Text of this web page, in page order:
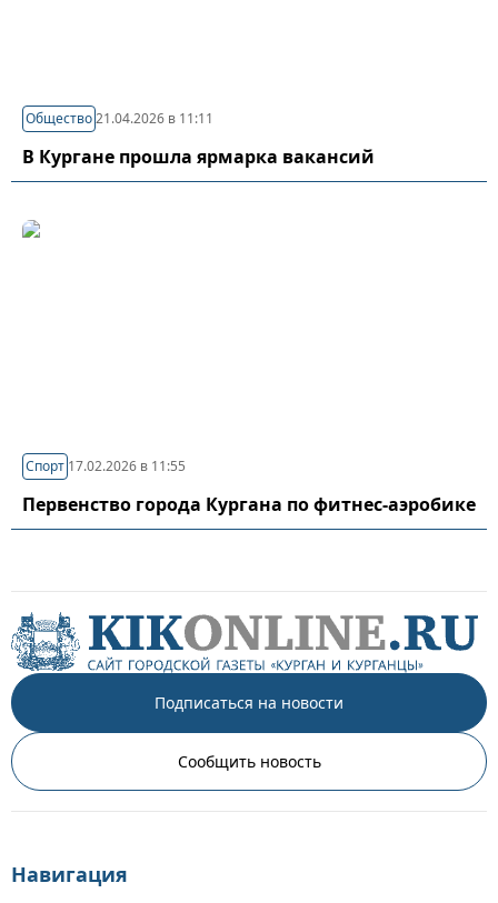
Общество21.04.2026 в 11:11
В Кургане прошла ярмарка вакансий
Спорт 17.02.2026 в 11:55
Первенство города Кургана по фитнес-аэробике
Подписаться на новости
Сообщить новость
Навигация